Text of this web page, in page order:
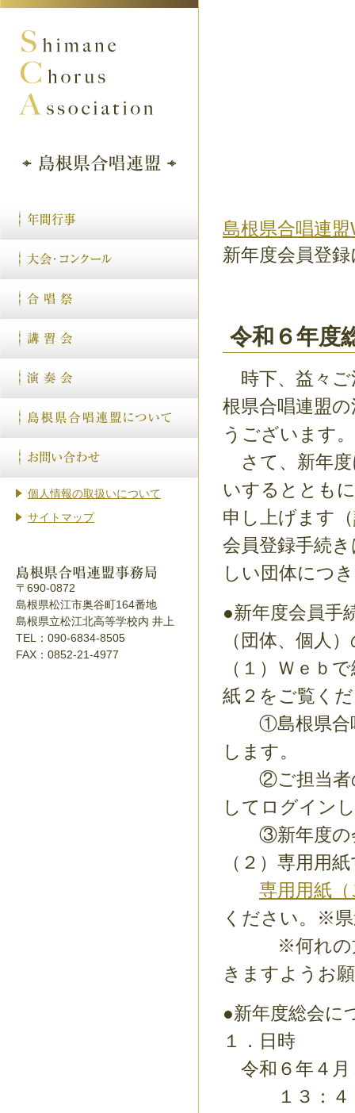
個人情報の取扱いについて
サイトマップ
〒690-0872
島根県松江市奥谷町164番地
島根県立松江北高等学校内 井上
TEL：090-6834-8505
FAX：0852-21-4977
島根県合唱連
新年度会員登
令和６年度
時下、益々ご
根県合唱連盟
うございます。
さて、新年度
いするととも
申し上げます（
会員登録手続
しい団体につ
●新年度会員
（団体、個人
（１）Ｗｅ
紙２をご覧く
①島根県合唱
します。
②ご担当者の
してログイン
③新年度の
（２）専用用
専用用紙
ください。※
※何れの方法
きますようお
●新年度総会
１．日時
令和６年４月
１３：４